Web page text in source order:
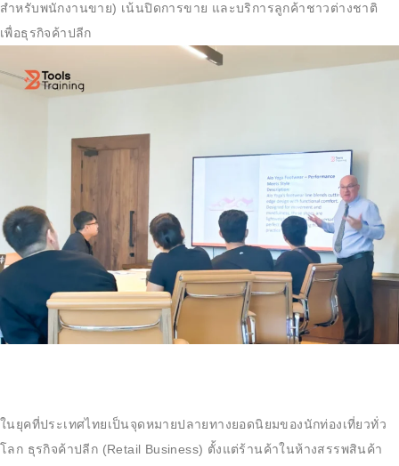
สำหรับพนักงานขาย) เน้นปิดการขาย และบริการลูกค้าชาวต่างชาติ
เพื่อธุรกิจค้าปลีก
ในยุคที่ประเทศไทยเป็นจุดหมายปลายทางยอดนิยมของนักท่องเที่ยวทั่ว
โลก ธุรกิจค้าปลีก (Retail Business) ตั้งแต่ร้านค้าในห้างสรรพสินค้า